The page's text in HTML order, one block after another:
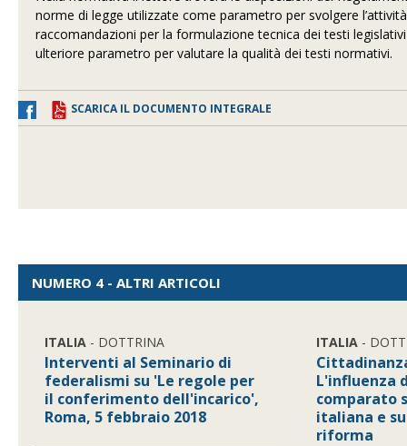
norme di legge utilizzate come parametro per svolgere
raccomandazioni per la formulazione tecnica dei testi legislativi
ulteriore parametro per valutare la qualità dei testi normativi.
SCARICA IL DOCUMENTO INTEGRALE
NUMERO 4 - ALTRI ARTICOLI
ITALIA - DOTTRINA
Interventi al Seminario di
federalismi su 'Le regole per
il conferimento dell'incarico',
Roma, 5 febbraio 2018
ITALIA -
L'influenza
comparato
italiana e
riforma